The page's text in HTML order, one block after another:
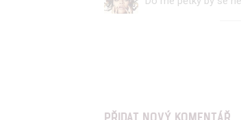
PŘIDAT NOVÝ KOMENTÁŘ